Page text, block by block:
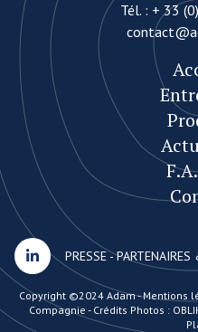
Tél. : + 33
PRESSE-PARTENAIRES
Copyright ©2024 Adam -Mentions
Compagnie - Crédits Photos :